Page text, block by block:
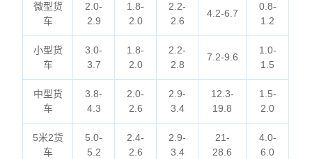
微型货
车
2.0-
2.9
1.8-
2.0
2.2-
2.6
4.2-6.7
0.8-
1.2
小型货
车
3.0-
3.7
1.8-
2.0
2.2-
2.8
7.2-9.6
1.0-
1.5
中型货
车
3.8-
4.3
2.0-
2.6
2.9-
3.4
12.3-
19.8
1.5-
2.0
5米2货
车
5.0-
5.2
2.4-
2.6
2.9-
3.4
21-
28.6
4.0-
6.0